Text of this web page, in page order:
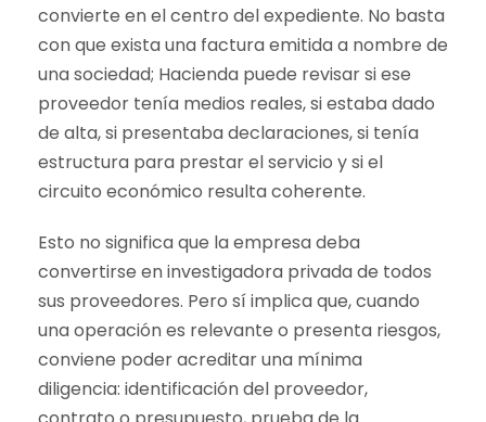
convierte en el centro del expediente. No basta
con que exista una factura emitida a nombre de
una sociedad; Hacienda puede revisar si ese
proveedor tenía medios reales, si estaba dado
de alta, si presentaba declaraciones, si tenía
estructura para prestar el servicio y si el
circuito económico resulta coherente.
Esto no significa que la empresa deba
convertirse en investigadora privada de todos
sus proveedores. Pero sí implica que, cuando
una operación es relevante o presenta riesgos,
conviene poder acreditar una mínima
diligencia: identificación del proveedor,